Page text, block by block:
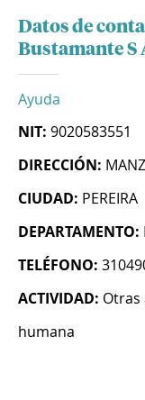
Datos de
Bustamante S
Ayuda
NIT: 9020583551
DIRECCIÓN:
CIUDAD: PEREIRA
DEPARTAMENTO:
TELÉFONO:
ACTIVIDAD: Otras
humana